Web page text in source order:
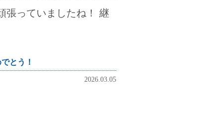
張っていましたね！ 継
とう！
2026.03.05